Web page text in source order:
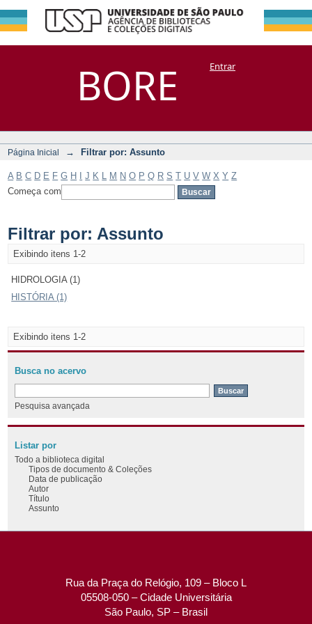
BORE
Filtrar por:
Assunto
DSpace/Manakin + CoriscoEntrar
Página Inicial → Filtrar por: Assunto
A B C D E F G H J K M N O P Q R S T U V W X Y Z
Começa com
Filtrar por: Assunto
Exibindo itens 1-2
HIDROLOGIA (1)
HISTÓRIA (1)
Exibindo itens 1-2
Busca no acervo
Pesquisa avançada
Listar por
Todo a biblioteca digital
Tipos de documento & Coleções
Data de publicação
Autor
Título
Assunto
Rua da Praça do Relógio, 109 – Bloco L
05508-050 – Cidade Universitária
São Paulo, SP – Brasil